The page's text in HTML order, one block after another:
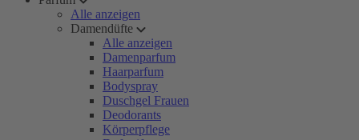
Alle anzeigen
Damendüfte
Alle anzeigen
Damenparfum
Haarparfum
Bodyspray
Duschgel Frauen
Deodorants
Körperpflege